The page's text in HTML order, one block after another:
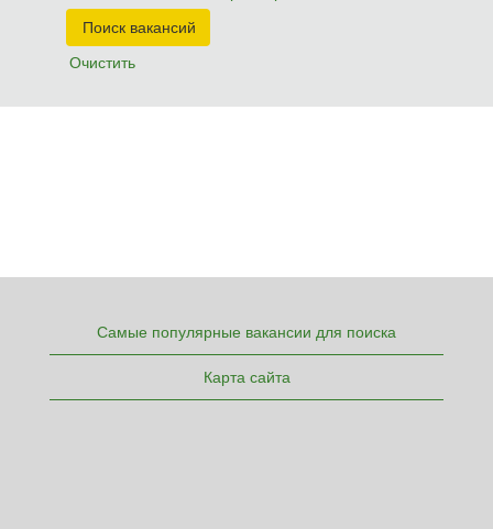
Очистить
Самые популярные вакансии для поиска
Карта сайта